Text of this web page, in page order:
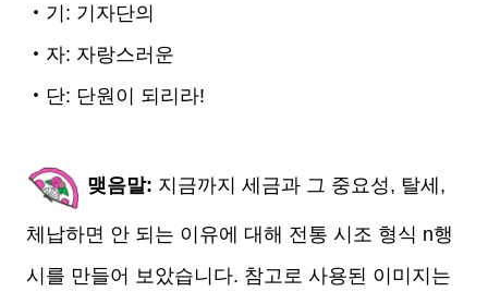
‧기: 기자단의
‧자: 자랑스러운
‧단: 단원이 되리라!
맺음말: 지금까지 세금과 그 중요성, 탈세,
체납하면 안 되는 이유에 대해 전통 시조 형식 n행
시를 만들어 보았습니다. 참고로 사용된 이미지는